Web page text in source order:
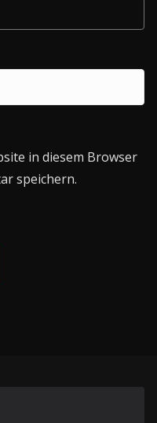
in diesem Browser
speichern.